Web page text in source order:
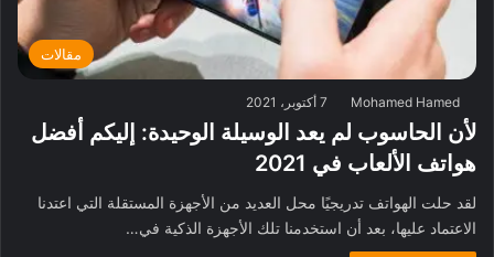
مقالات
Mohamed Hamed 7 أكتوبر، 2021
لأن الحاسوب لم يعد الوسيلة الوحيدة: إليكم أفضل
هواتف الألعاب في 2021
لقد حلت الهواتف تدريجيًا محل العديد من الأجهزة المستقلة التي اعتدنا
الاعتماد عليها، بعد أن استخدمنا تلك الأجهزة الذكية في…